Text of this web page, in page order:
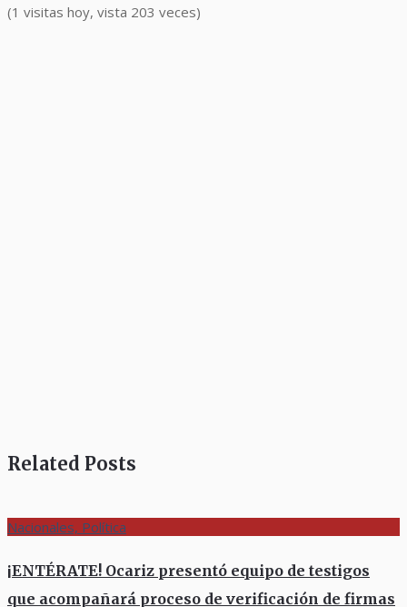
(1 visitas hoy, vista 203 veces)
Related Posts
Nacionales, Política
¡ENTÉRATE! Ocariz presentó equipo de testigos
que acompañará proceso de verificación de firmas